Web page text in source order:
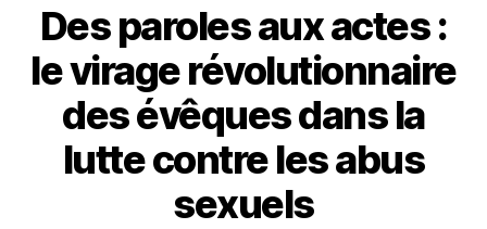
Des paroles aux actes :
le virage révolutionnaire
des évêques dans la
lutte contre les abus
sexuels